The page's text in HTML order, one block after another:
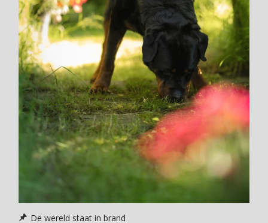
De wereld staat in brand